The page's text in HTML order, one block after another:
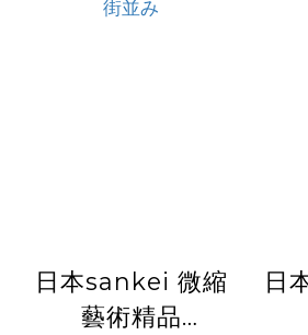
日本sankei 微縮
藝術精品
日